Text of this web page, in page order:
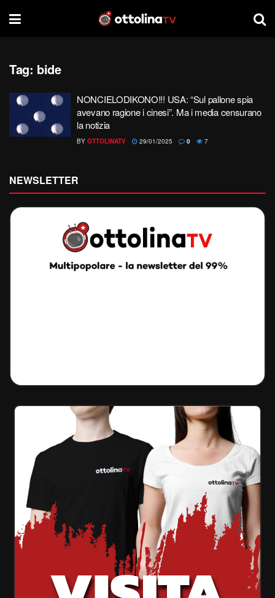
Tag: bide
NONCIELODIKONO!!! USA: “Sul pallone spia
avevano ragione i cinesi”. Ma i media censurano
la notizia
BY OTTOLINATV 29/01/2025 0 7
NEWSLETTER